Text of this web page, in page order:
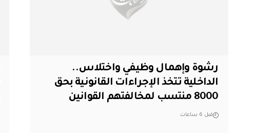
رشوة وإهمال وظيفي واختلاس..
الداخلية تتخذ الإجراءات القانونية بحق
8000 منتسب لمخالفتهم القوانين
قبل 6 ساعات